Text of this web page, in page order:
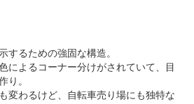
するための強固な構造。
によるコーナー分けがされていて、目
り。
変わるけど、自転車売り場にも独特な